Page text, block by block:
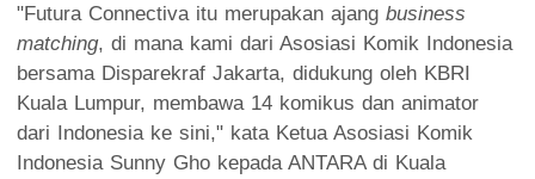
"Futura Connectiva itu merupakan ajang business
matching, di mana kami dari Asosiasi Komik Indonesia
bersama Disparekraf Jakarta, didukung oleh KBRI
Kuala Lumpur, membawa 14 komikus dan animator
dari Indonesia ke sini," kata Ketua Asosiasi Komik
Indonesia Sunny Gho kepada ANTARA di Kuala